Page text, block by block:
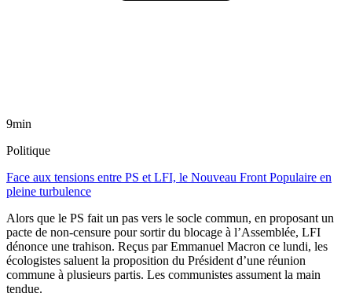
9min
Politique
Face aux tensions entre PS et LFI, le Nouveau Front Populaire en
pleine turbulence
Alors que le PS fait un pas vers le socle commun, en proposant un
pacte de non-censure pour sortir du blocage à l’Assemblée, LFI
dénonce une trahison. Reçus par Emmanuel Macron ce lundi, les
écologistes saluent la proposition du Président d’une réunion
commune à plusieurs partis. Les communistes assument la main
tendue.